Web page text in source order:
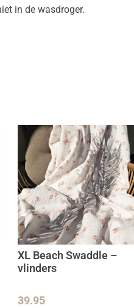
in de wasdroger.
XL Beach Swaddle –
vlinders
39.95